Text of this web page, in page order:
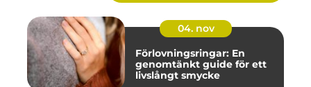
04. nov
Förlovningsringar: En
genomtänkt guide för ett
livslångt smycke